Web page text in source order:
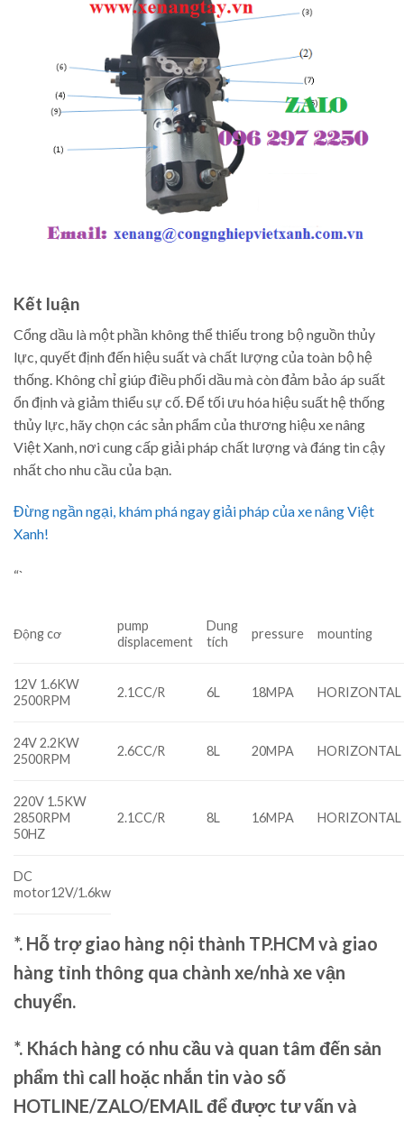
Kết luận
Cổng dầu là một phần không thể thiếu trong bộ nguồn thủy
lực, quyết định đến hiệu suất và chất lượng của toàn bộ hệ
thống. Không chỉ giúp điều phối dầu mà còn đảm bảo áp suất
ổn định và giảm thiểu sự cố. Để tối ưu hóa hiệu suất hệ thống
thủy lực, hãy chọn các sản phẩm của thương hiệu xe nâng
Việt Xanh, nơi cung cấp giải pháp chất lượng và đáng tin cậy
nhất cho nhu cầu của bạn.
Đừng ngần ngại, khám phá ngay giải pháp của xe nâng Việt
Xanh!
“`
Động cơ
pump
displacement
Dung
tích
pressure mounting
12V 1.6KW
2500RPM
2.1CC/R 6L 18MPA HORIZONTAL
24V 2.2KW
2500RPM
2.6CC/R 8L 20MPA HORIZONTAL
220V 1.5KW
2850RPM
50HZ
2.1CC/R 8L 16MPA HORIZONTAL
DC
motor12V/1.6kw
*. Hỗ trợ giao hàng nội thành TP.HCM và giao
hàng tỉnh thông qua chành xe/nhà xe vận
chuyển.
*. Khách hàng có nhu cầu và quan tâm đến sản
phẩm thì call hoặc nhắn tin vào số
HOTLINE/ZALO/EMAIL để được tư vấn và